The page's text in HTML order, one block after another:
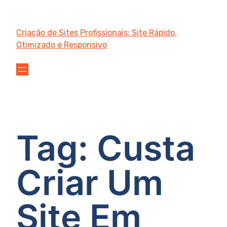
Criação de Sites Profissionais: Site Rápido,
Otimizado e Responsivo
Tag: Custa
Criar Um
Site Em